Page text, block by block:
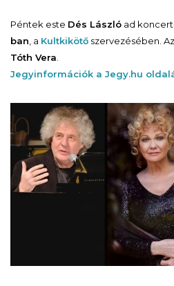
Péntek este Dés László ad
ban , a Kultkikötő szervezésében.
Tóth Vera
Jegyinformációk a Jegy.hu